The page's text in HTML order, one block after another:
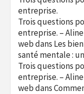
entreprise.
Trois questions
entreprise. –
webdans Les
santé mentale :
Trois questions
entreprise. –
webdans